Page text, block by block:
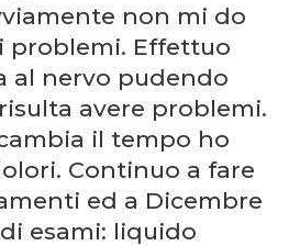
non mi do
problemi. Effettuo
al nervo pudendo
avere problemi.
il tempo ho
Continuo a fare
ed a Dicembre
esami: liquido